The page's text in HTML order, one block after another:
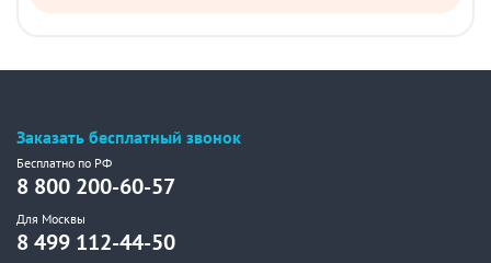
Заказать бесплатный звонок
Бесплатно по РФ
8 800 200-60-57
Для Москвы
8 499 112-44-50